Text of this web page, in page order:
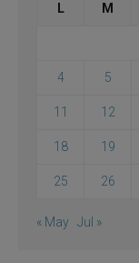
L M
4 5
11 12
18 19
25 26
« May Jul »